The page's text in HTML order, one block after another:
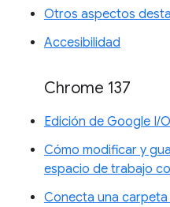
Otros aspectos
Accesibilidad
Chrome 137
Edición de Google I/
Cómo modificar y
espacio de trabajo
Conecta una